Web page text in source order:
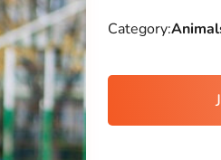
Category: